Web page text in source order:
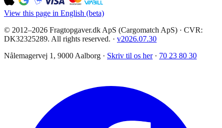
View this page in English (beta)
© 2012–2026 Fragtopgaver.dk ApS (Cargomatch ApS) · CVR:
DK32325289. All rights reserved. · v2026.07.30
Nålemagervej 1, 9000 Aalborg · Skriv til os her · 70 23 80 30